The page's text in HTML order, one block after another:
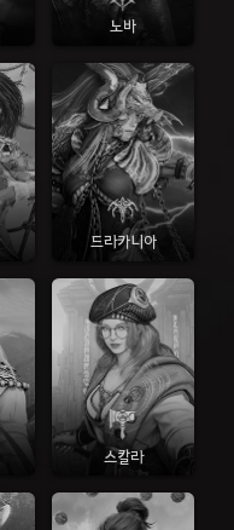
노바
드라카니아
스칼라